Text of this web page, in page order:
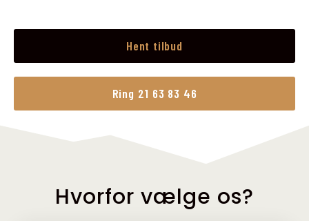
Hent tilbud
Ring 21 63 83 46
Hvorfor vælge os?